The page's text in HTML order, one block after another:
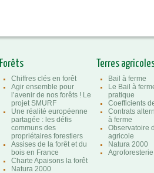
Forêts
Chiffres clés en forêt
Agir ensemble pour
l’avenir de nos forêts ! Le
projet SMURF
Une réalité européenne
partagée : les défis
communs des
propriétaires forestiers
Assises de la forêt et du
bois en France
Charte Apaisons la forêt
Natura 2000
Terres
Bail à ferme
Le Bail à
pratique
Coefficients
Contrats
à ferme
Observatoire
agricole
Natura 2000